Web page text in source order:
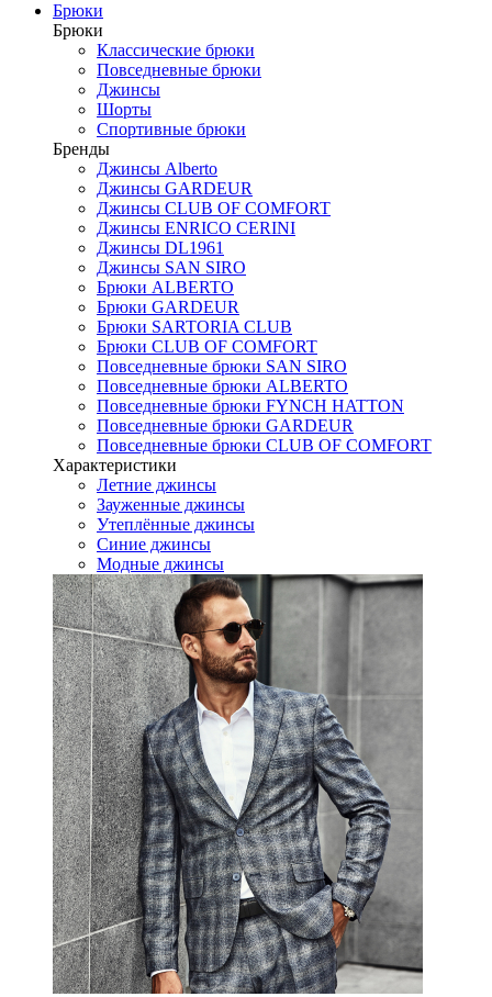
Брюки
Брюки
Классические брюки
Повседневные брюки
Джинсы
Шорты
Спортивные брюки
Бренды
Джинсы Alberto
Джинсы GARDEUR
Джинсы CLUB OF COMFORT
Джинсы ENRICO CERINI
Джинсы DL1961
Джинсы SAN SIRO
Брюки ALBERTO
Брюки GARDEUR
Брюки SARTORIA CLUB
Брюки CLUB OF COMFORT
Повседневные брюки SAN SIRO
Повседневные брюки ALBERTO
Повседневные брюки FYNCH HATTON
Повседневные брюки GARDEUR
Повседневные брюки CLUB OF COMFORT
Характеристики
Летние джинсы
Зауженные джинсы
Утеплённые джинсы
Синие джинсы
Модные джинсы